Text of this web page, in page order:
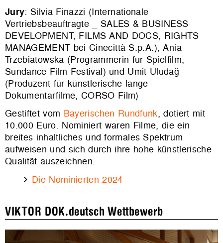
Jury: Silvia Finazzi (Internationale
Vertriebsbeauftragte _ SALES & BUSINESS
DEVELOPMENT, FILMS AND DOCS, RIGHTS
MANAGEMENT bei Cinecittà S.p.A.), Ania
Trzebiatowska (Programmerin für Spielfilm,
Sundance Film Festival) und Ümit Uludağ
(Produzent für künstlerische lange
Dokumentarfilme, CORSO Film)
Gestiftet vom Bayerischen Rundfunk, dotiert mit
10.000 Euro. Nominiert waren Filme, die ein
breites inhaltliches und formales Spektrum
aufweisen und sich durch ihre hohe künstlerische
Qualität auszeichnen.
Die Nominierten 2024
VIKTOR DOK.deutsch Wettbewerb